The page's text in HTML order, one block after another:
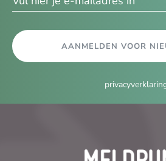
AANMELDEN VOOR